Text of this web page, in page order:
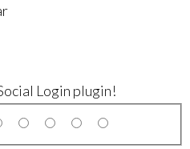
Login plugin!